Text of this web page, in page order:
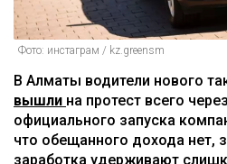
Фото: инстаграм / kz.greensm
В Алматы водители нового
вышли на протест всего
официального запуска
что обещанного дохода нет,
заработка удерживают